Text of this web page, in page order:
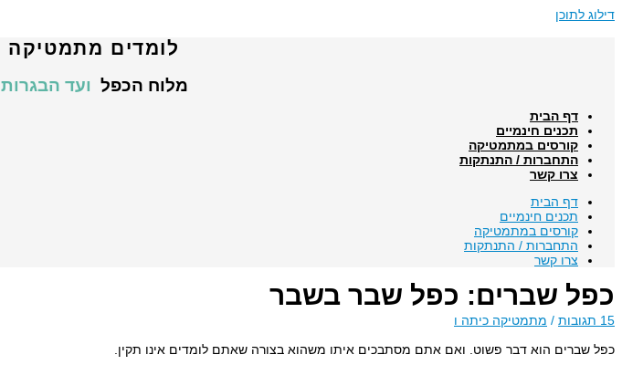
דילוג לתוכן
לומדים מתמטיקה
מלוח הכפל ועד הבגרות
דף הבית
תכנים חינמיים
קורסים במתמטיקה
התחברות / התנתקות
צרו קשר
דף הבית
תכנים חינמיים
קורסים במתמטיקה
התחברות / התנתקות
צרו קשר
כפל שברים: כפל שבר בשבר
15 תגובות / מתמטיקה כיתה ו
כפל שברים הוא דבר פשוט. ואם אתם מסתבכים איתו משהוא בצורה שאתם לומדים אינו תקין.